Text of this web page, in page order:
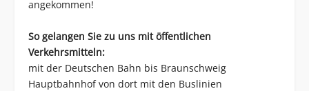
angekommen!
So gelangen Sie zu uns mit öffentlichen
Verkehrsmitteln:
mit der Deutschen Bahn bis Braunschweig
Hauptbahnhof von dort mit den Buslinien